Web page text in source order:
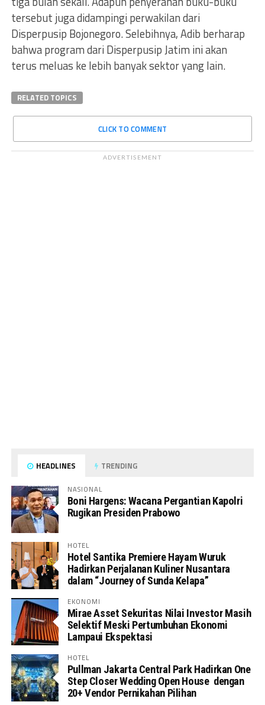
tersebut juga didampingi perwakilan dari
Disperpusip Bojonegoro. Selebihnya, Adib berharap
bahwa program dari Disperpusip Jatim ini akan
terus meluas ke lebih banyak sektor yang lain.
RELATED TOPICS
CLICK TO COMMENT
ADVERTISEMENT
HEADLINES TRENDING
NASIONAL
Boni Hargens: Wacana Pergantian Kapolri
Rugikan Presiden Prabowo
HOTEL
Hotel Santika Premiere Hayam Wuruk
Hadirkan Perjalanan Kuliner Nusantara
dalam “Journey of Sunda Kelapa”
EKONOMI
Mirae Asset Sekuritas Nilai Investor Masih
Selektif Meski Pertumbuhan Ekonomi
Lampaui Ekspektasi
HOTEL
Pullman Jakarta Central Park Hadirkan One
Step Closer Wedding Open House dengan
20+ Vendor Pernikahan Pilihan